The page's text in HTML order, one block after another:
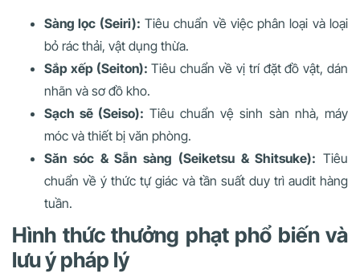
Sàng lọc (Seiri): Tiêu chuẩn về việc phân loại và loại
bỏ rác thải, vật dụng thừa.
Sắp xếp (Seiton): Tiêu chuẩn về vị trí đặt đồ vật, dán
nhãn và sơ đồ kho.
Sạch sẽ (Seiso): Tiêu chuẩn vệ sinh sàn nhà, máy
móc và thiết bị văn phòng.
Săn sóc & Sẵn sàng (Seiketsu & Shitsuke): Tiêu
chuẩn về ý thức tự giác và tần suất duy trì audit hàng
tuần.
Hình thức thưởng phạt phổ biến và
lưu ý pháp lý